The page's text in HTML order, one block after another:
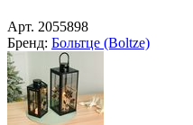
Арт. 2055898
Бренд: Больтце (Boltze)